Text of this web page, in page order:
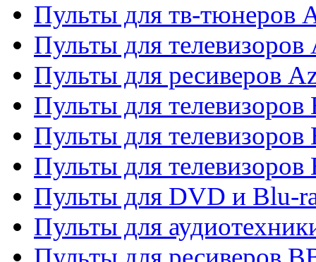
Пульты для тв-тюнеров
Пульты для телевизоров
Пульты для ресиверов
Пульты для
Пульты для
Пульты для
Пульты для DVD и Blu-
Пульты для